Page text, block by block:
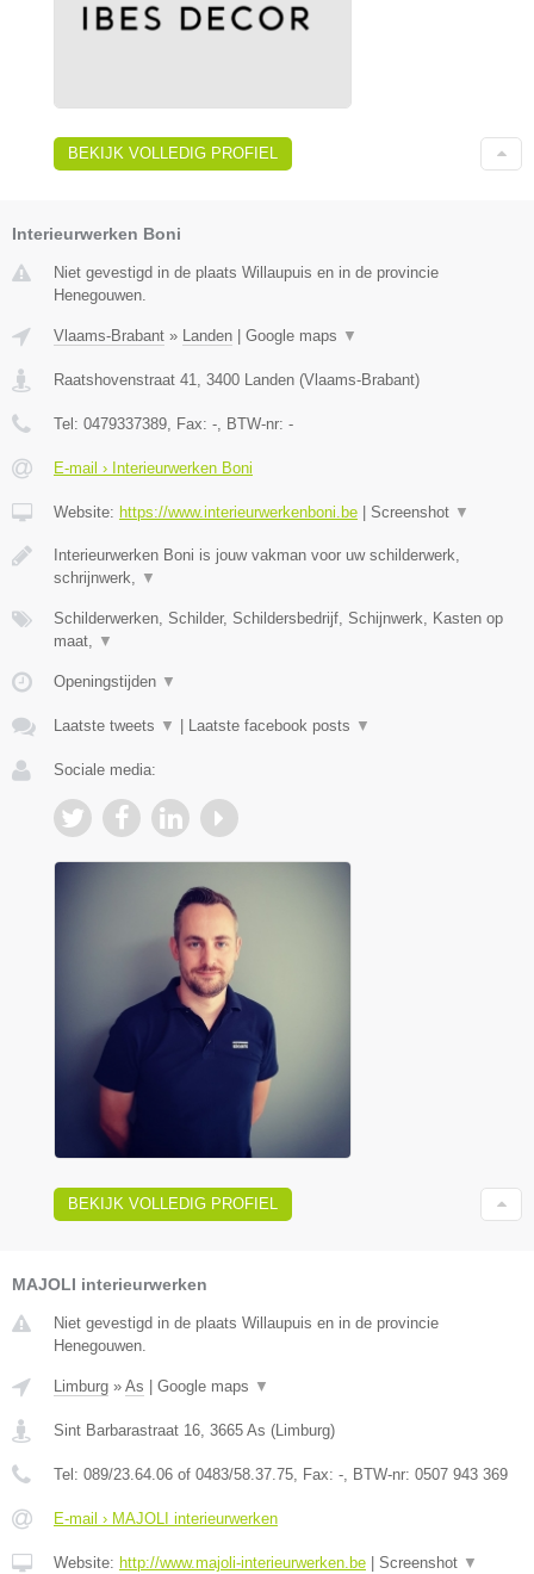
BEKIJK VOLLEDIG PROFIEL
Interieurwerken Boni
Niet gevestigd in de plaats Willaupuis en in de provincie
Henegouwen.
Vlaams-Brabant » Landen Google maps ▼
Raatshovenstraat 41, 3400 Landen (Vlaams-Brabant)
Tel: 0479337389, Fax: -, BTW-nr: -
E-mail › Interieurwerken Boni
Website: https://www.interieurwerkenboni.be Screenshot ▼
Interieurwerken Boni is jouw vakman voor uw schilderwerk,
schrijnwerk, ▼
Schilderwerken, Schilder, Schildersbedrijf, Schijnwerk, Kasten op
maat, ▼
Openingstijden ▼
Laatste tweets ▼ Laatste facebook posts ▼
Sociale media:
BEKIJK VOLLEDIG PROFIEL
MAJOLI interieurwerken
Niet gevestigd in de plaats Willaupuis en in de provincie
Henegouwen.
Limburg » As Google maps ▼
Sint Barbarastraat 16, 3665 As (Limburg)
Tel: 089/23.64.06 of 0483/58.37.75, Fax: -, BTW-nr: 0507 943 369
E-mail › MAJOLI interieurwerken
Website: http://www.majoli-interieurwerken.be Screenshot ▼